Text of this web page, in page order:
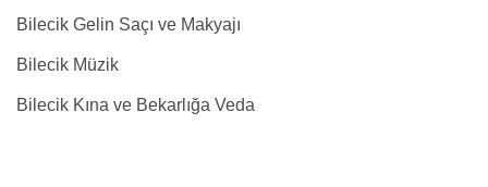
Bilecik Gelin Saçı ve Makyajı
Bilecik Müzik
Bilecik Kına ve Bekarlığa Veda